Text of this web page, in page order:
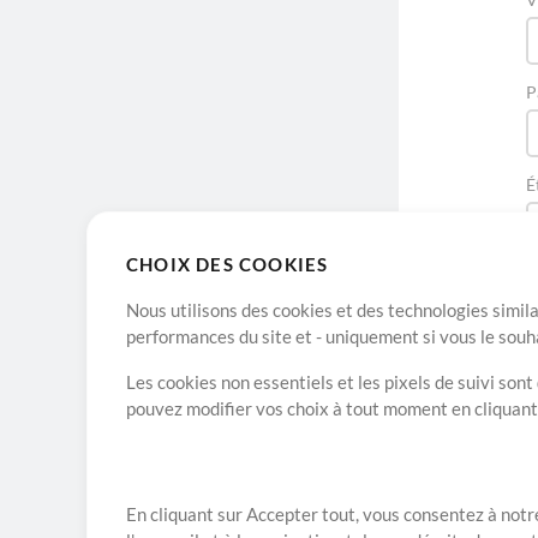
CHOIX DES COOKIES
Nous utilisons des cookies et des technologies
performances du site et - uniquement si vous le
Les cookies non essentiels et les pixels de suivi
pouvez modifier vos choix à tout moment en
En cliquant sur Accepter tout, vous consentez à
A propos de